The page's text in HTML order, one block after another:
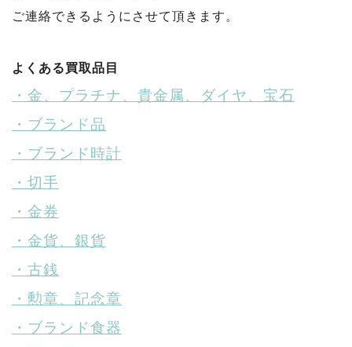
ご連絡できるようにさせて頂きます。
よくある買取品目
・金、プラチナ、貴金属、ダイヤ、宝石
・ブランド品
・ブランド時計
・切手
・金券
・金貨、銀貨
・古銭
・勲章、記念章
・ブランド食器